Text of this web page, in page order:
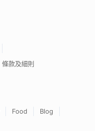
條款及細則
Food
Blog